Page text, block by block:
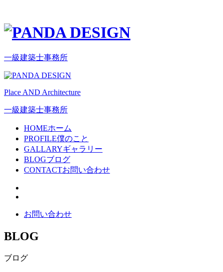
一級建築士事務所
Place AND Architecture
一級建築士事務所
HOMEホーム
PROFILE僕のこと
GALLARYギャラリー
BLOGブログ
CONTACTお問い合わせ
お問い合わせ
BLOG
ブログ